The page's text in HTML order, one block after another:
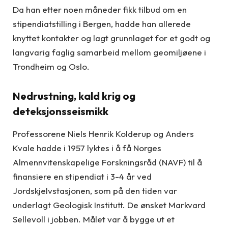
Da han etter noen måneder fikk tilbud om en
stipendiatstilling i Bergen, hadde han allerede
knyttet kontakter og lagt grunnlaget for et godt og
langvarig faglig samarbeid mellom geomiljøene i
Trondheim og Oslo.
Nedrustning, kald krig og
deteksjonsseismikk
Professorene Niels Henrik Kolderup og Anders
Kvale hadde i 1957 lyktes i å få Norges
Almennvitenskapelige Forskningsråd (NAVF) til å
finansiere en stipendiat i 3-4 år ved
Jordskjelvstasjonen, som på den tiden var
underlagt Geologisk Institutt. De ønsket Markvard
Sellevoll i jobben. Målet var å bygge ut et